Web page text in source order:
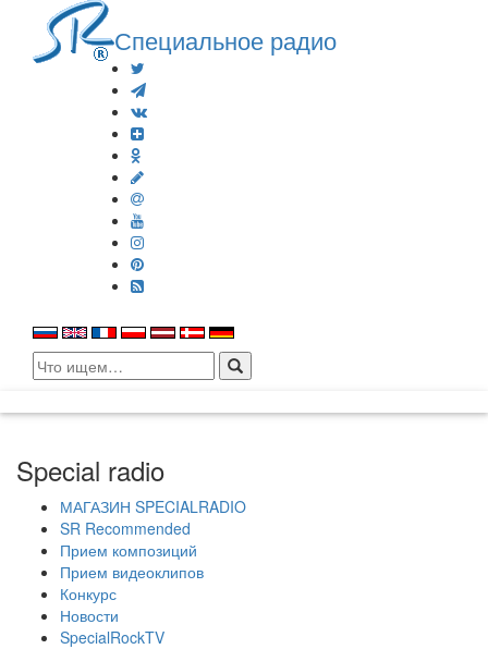
Специальное радио
Search
for:
Special radio
МАГАЗИН SPECIALRADIO
SR Recommended
Прием композиций
Прием видеоклипов
Конкурс
Новости
SpecialRockTV